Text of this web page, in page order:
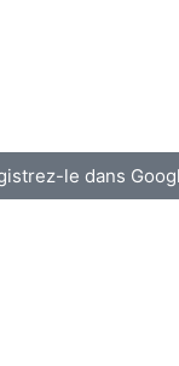
le dans